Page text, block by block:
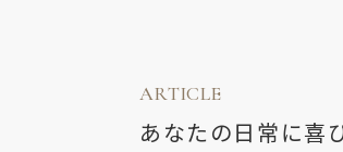
ARTICLE
あなたの日常に喜